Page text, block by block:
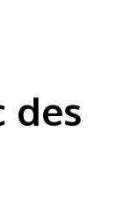
des